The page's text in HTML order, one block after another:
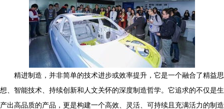
精进制造，并非简单的技术进步或效率提升，它是一个融合了精益思
想、智能技术、持续创新和人文关怀的深度制造哲学。它追求的不仅是生
产出高品质的产品，更是构建一个高效、灵活、可持续且充满活力的制造